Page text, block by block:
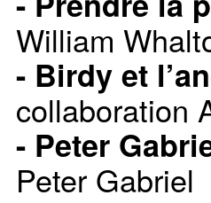
William
- Birdy et
collaboration
- Peter
Peter Gabriel